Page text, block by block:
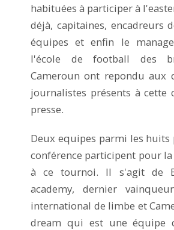
habituées à participer à
déjà, capitaines, encadreurs
équipes et enfin le
l'école de football des
Cameroun ont repondu aux
journalistes présents à cette
presse.
Deux equipes parmi les huits
conférence participent pour
à ce tournoi. Il s'agit de
academy, dernier
international de limbe et
dream qui est une équipe